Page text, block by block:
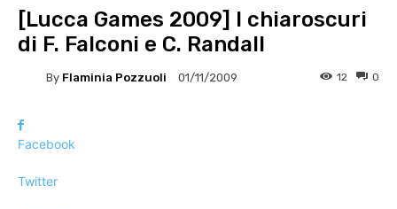
[Lucca Games 2009] I chiaroscuri
di F. Falconi e C. Randall
By Flaminia Pozzuoli 01/11/2009 0
12
Facebook
Twitter